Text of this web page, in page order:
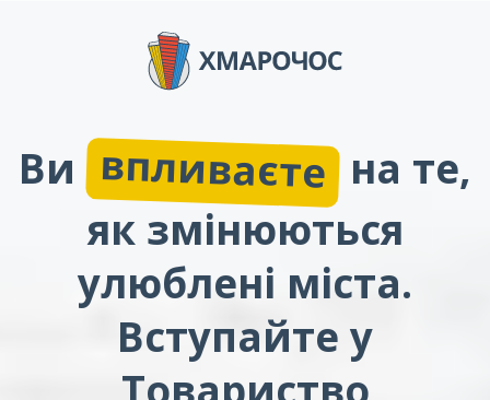
Ви впливаєте на те,
як змінюються
улюблені міста.
Вступайте у